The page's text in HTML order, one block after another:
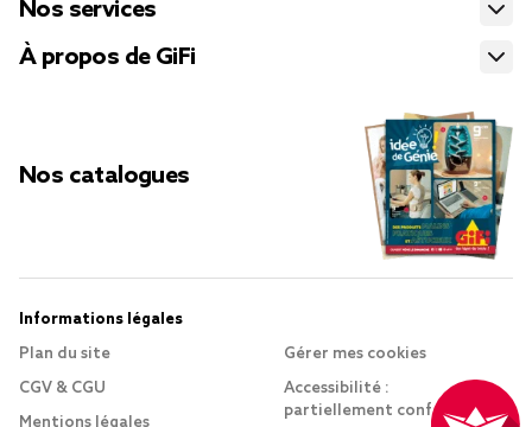
Nos services
À propos de GiFi
Nos catalogues
Informations légales
Plan du site
CGV & CGU
Mentions légales
Gérer mes cookies
Accessibilité :
partiellement conforme